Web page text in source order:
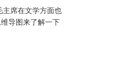
主席在文学方面也
导图来了解一下